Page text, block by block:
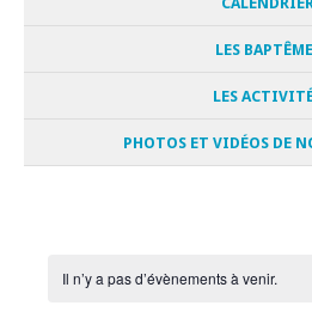
LES
LES
PHOTOS ET VIDÉOS DE
Il n’y a pas d’évènements à venir.